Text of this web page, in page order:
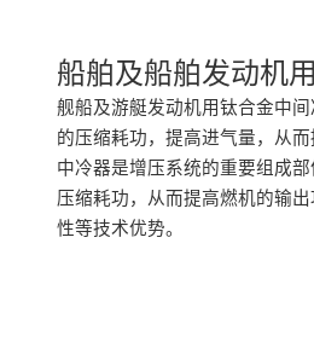
船舶及船舶发动机
舰船及游艇发动机用钛合金中
的压缩耗功，提高进气量，从而
中冷器是增压系统的重要组成
压缩耗功，从而提高燃机的输
性等技术优势。